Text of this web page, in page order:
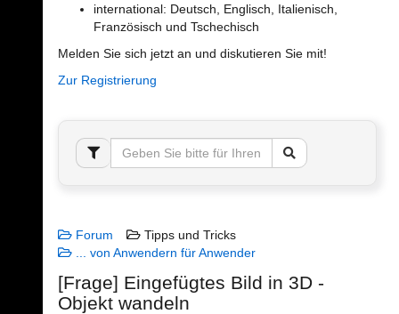
international: Deutsch, Englisch, Italienisch,
Französisch und Tschechisch
Melden Sie sich jetzt an und diskutieren Sie mit!
Zur Registrierung
Forum
Tipps und Tricks
... von Anwendern für Anwender
[Frage] Eingefügtes Bild in 3D -
Objekt wandeln